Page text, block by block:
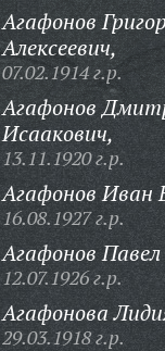
Агафонов
Алексеевич,
07.02.1914 г.р.
Агафонов
Исаакович,
13.11.1920 г.р.
Агафонов Иван
16.08.1927 г.р.
Агафонов Павел
12.07.1926 г.р.
Агафонова
29.03.1918 г.р.